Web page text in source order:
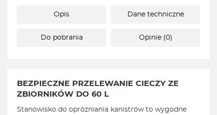
Opis Dane techniczne
Do pobrania Opinie (0)
BEZPIECZNE PRZELEWANIE CIECZY ZE
ZBIORNIKÓW DO 60 L
Stanowisko do opróżniania kanistrów to wygodne